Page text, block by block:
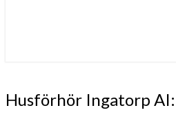
Husförhör
Ingatorp
Husförhör Ingatorp